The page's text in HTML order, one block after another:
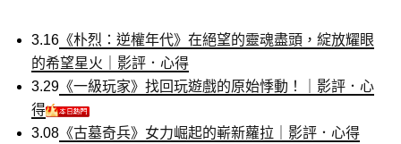
3.16 《朴烈：逆權年代》在絕望的靈魂盡頭，綻放耀眼
的希望星火｜影評．心得
3.29 《一級玩家》找回玩遊戲的原始悸動！｜影評．心
得
3.08 《古墓奇兵》女力崛起的嶄新蘿拉｜影評．心得